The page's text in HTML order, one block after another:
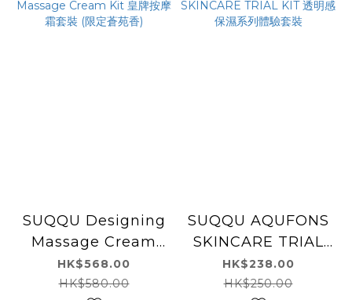
SUQQU Designing
Massage Cream
Kit 皇牌按摩霜套裝
(限定蒼苑香)
HK$568.00
HK$580.00
SUQQU AQUFONS
SKINCARE TRIAL
KIT 透明感保濕系列
體驗套裝
HK$238.00
HK$250.00